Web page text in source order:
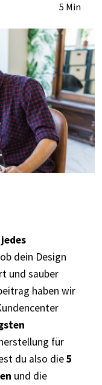
5 Min
dein Design
und sauber
haben wir
für
du also die5
und die